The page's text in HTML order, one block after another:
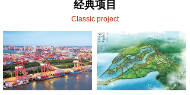
经典项目
Classic project